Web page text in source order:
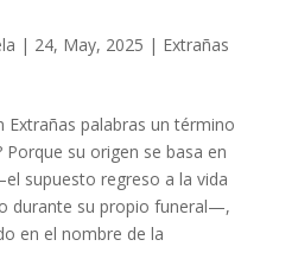
| 24, May, 2025 | Extrañas
Extrañas palabras un término
su origen se basa en
supuesto regreso a la vida
durante su propio funeral—,
en el nombre de la